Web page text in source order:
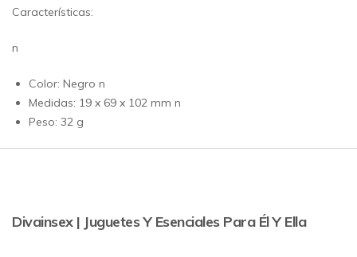
Características:
n
Color: Negro n
Medidas: 19 x 69 x 102 mm n
Peso: 32 g
Divainsex | Juguetes Y Esenciales Para Él Y Ella